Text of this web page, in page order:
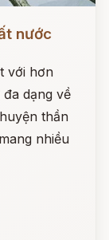
nước
với hơn
dạng về
thần
nhiều